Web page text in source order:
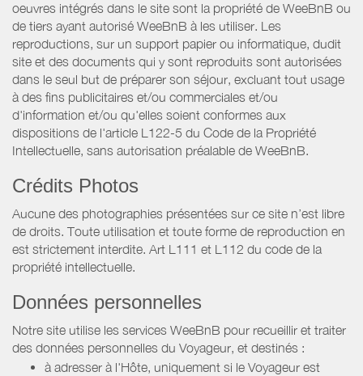
oeuvres intégrés dans le site sont la propriété de WeeBnB ou
de tiers ayant autorisé WeeBnB à les utiliser. Les
reproductions, sur un support papier ou informatique, dudit
site et des documents qui y sont reproduits sont autorisées
dans le seul but de préparer son séjour, excluant tout usage
à des fins publicitaires et/ou commerciales et/ou
d'information et/ou qu'elles soient conformes aux
dispositions de l'article L122-5 du Code de la Propriété
Intellectuelle, sans autorisation préalable de WeeBnB.
Crédits Photos
Aucune des photographies présentées sur ce site n’est libre
de droits. Toute utilisation et toute forme de reproduction en
est strictement interdite. Art L111 et L112 du code de la
propriété intellectuelle.
Données personnelles
Notre site utilise les services WeeBnB pour recueillir et traiter
des données personnelles du Voyageur, et destinés :
à adresser à l'Hôte, uniquement si le Voyageur est